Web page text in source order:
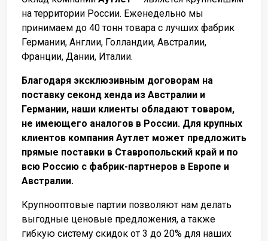
на территории России. Еженедельно мы
принимаем до 40 тонн товара с лучших фабрик
Германии, Англии, Голландии, Австралии,
Франции, Дании, Италии.
Благодаря эксклюзивным договорам на
поставку секонд хенда из Австралии и
Германии, наши клиенты обладают товаром,
не имеющего аналогов в России. Для крупных
клиентов компания Аутлет может предложить
прямые поставки в Ставропольский край и по
всю Россию с фабрик-партнеров в Европе и
Австралии.
Крупнооптовые партии позволяют нам делать
выгодные ценовые предложения, а также
гибкую систему скидок от 3 до 20% для наших